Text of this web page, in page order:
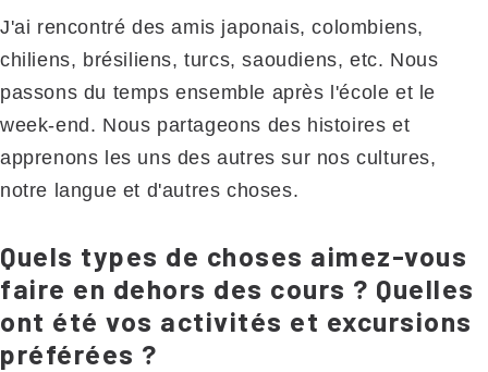
J'ai rencontré des amis japonais, colombiens,
chiliens, brésiliens, turcs, saoudiens, etc. Nous
passons du temps ensemble après l'école et le
week-end. Nous partageons des histoires et
apprenons les uns des autres sur nos cultures,
notre langue et d'autres choses.
Quels types de choses aimez-vous
faire en dehors des cours ? Quelles
ont été vos activités et excursions
préférées ?